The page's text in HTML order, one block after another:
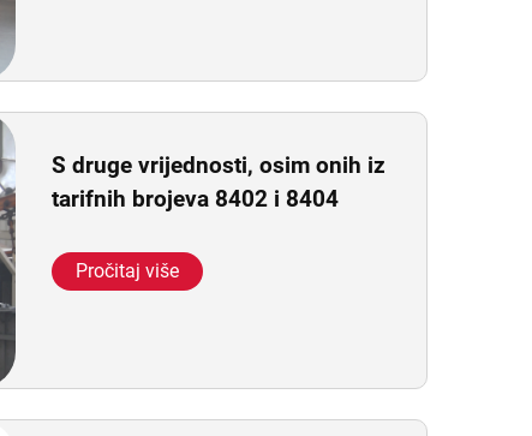
S druge vrijednosti, osim onih iz
tarifnih brojeva 8402 i 8404
Pročitaj više